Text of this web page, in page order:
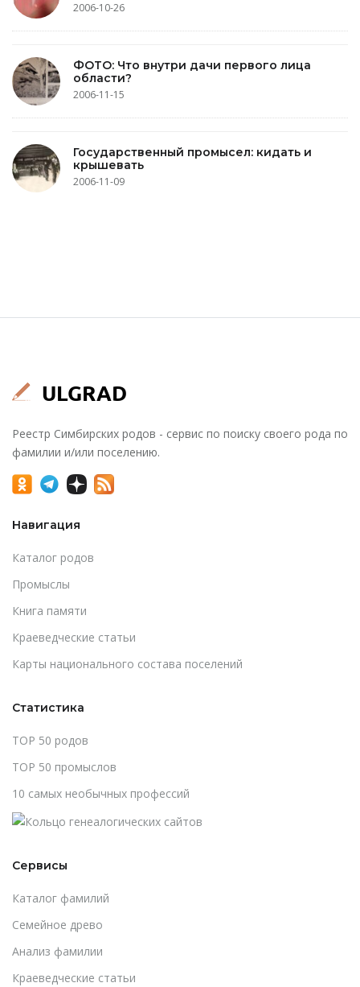
2006-10-26
ФОТО: Что внутри дачи первого лица
области?
2006-11-15
Государственный промысел: кидать и
крышевать
2006-11-09
Реестр Симбирских родов - сервис по поиску своего рода по
фамилии и/или поселению.
Навигация
Каталог родов
Промыслы
Книга памяти
Краеведческие статьи
Карты национального состава поселений
Статистика
TOP 50 родов
TOP 50 промыслов
10 самых необычных профессий
Сервисы
Каталог фамилий
Cемейное древо
Анализ фамилии
Краеведческие статьи